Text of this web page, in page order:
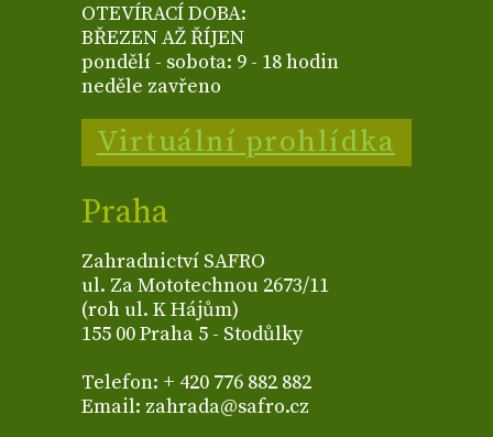
OTEVÍRACÍ DOBA:
BŘEZEN AŽ ŘÍJEN
pondělí - sobota: 9 - 18 hodin
neděle zavřeno
Virtuální prohlídka
Praha
Zahradnictví SAFRO
ul. Za Mototechnou 2673/11
(roh ul. K Hájům)
155 00 Praha 5 - Stodůlky
Telefon: + 420 776 882 882
Email: zahrada@safro.cz